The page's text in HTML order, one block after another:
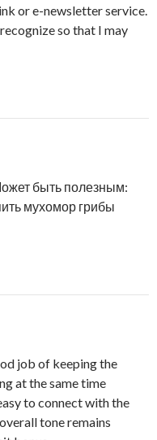
or e-newsletter service.
so that I may
быть полезным:
мухомор грибы
job of keeping the
at the same time
to connect with the
tone remains